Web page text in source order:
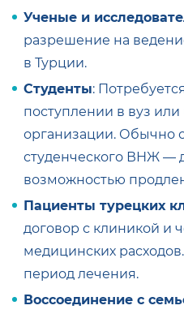
Ученые и
разрешение на
в Турции.
Студенты:
поступлении в вуз
организации. Обычно
студенческого ВНЖ —
возможностью
Пациенты турецких
договор с клиникой и
медицинских
период лечения.
Воссоединение с